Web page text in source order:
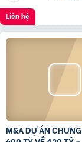
Liên hệ
M&A DỰ ÁN